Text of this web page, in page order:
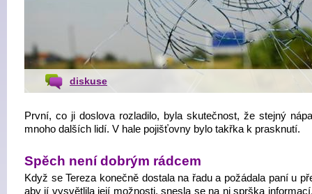
diskuse
První, co ji doslova rozladilo, byla skutečnost, že stejný
mnoho dalších lidí. V hale pojišťovny bylo takřka k prasknutí.
Spěch není dobrým rádcem
Když se Tereza konečně dostala na řadu a požádala paní u
aby jí vysvětlila její možnosti, snesla se na ni sprška